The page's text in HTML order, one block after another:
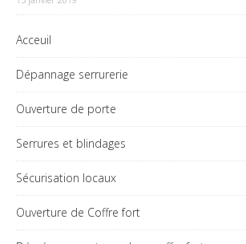
Acceuil
Dépannage serrurerie
Ouverture de porte
Serrures et blindages
Sécurisation locaux
Ouverture de Coffre fort